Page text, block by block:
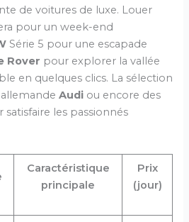
de voitures de luxe. Louer
pour un week-end
Série 5 pour une escapade
Rover pour explorer la vallée
en quelques clics. La sélection
allemandeAudi ou encore des
les passionnés
Caractéristique
principale
Prix
(jour)